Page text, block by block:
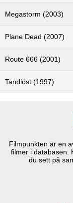
Megastorm (2003)
Plane Dead (2007)
Route 666 (2001)
Tandlöst (1997)
Filmpunkten är en
filmer i databasen.
du sett på